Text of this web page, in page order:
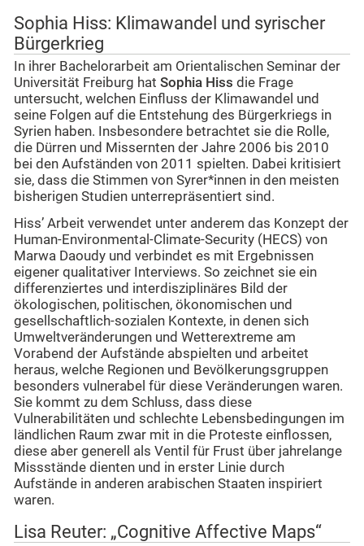
Sophia Hiss: Klimawandel und syrischer
Bürgerkrieg
In ihrer Bachelorarbeit am Orientalischen Seminar der
Universität Freiburg hat Sophia Hiss die Frage
untersucht, welchen Einfluss der Klimawandel und
seine Folgen auf die Entstehung des Bürgerkriegs in
Syrien haben. Insbesondere betrachtet sie die Rolle,
die Dürren und Missernten der Jahre 2006 bis 2010
bei den Aufständen von 2011 spielten. Dabei kritisiert
sie, dass die Stimmen von Syrer*innen in den meisten
bisherigen Studien unterrepräsentiert sind.
Hiss’ Arbeit verwendet unter anderem das Konzept der
Human-Environmental-Climate-Security (HECS) von
Marwa Daoudy und verbindet es mit Ergebnissen
eigener qualitativer Interviews. So zeichnet sie ein
differenziertes und interdisziplinäres Bild der
ökologischen, politischen, ökonomischen und
gesellschaftlich-sozialen Kontexte, in denen sich
Umweltveränderungen und Wetterextreme am
Vorabend der Aufstände abspielten und arbeitet
heraus, welche Regionen und Bevölkerungsgruppen
besonders vulnerabel für diese Veränderungen waren.
Sie kommt zu dem Schluss, dass diese
Vulnerabilitäten und schlechte Lebensbedingungen im
ländlichen Raum zwar mit in die Proteste einflossen,
diese aber generell als Ventil für Frust über jahrelange
Missstände dienten und in erster Linie durch
Aufstände in anderen arabischen Staaten inspiriert
waren.
Lisa Reuter: „Cognitive Affective Maps“